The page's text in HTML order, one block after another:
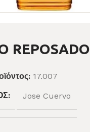
REPOSADO
17.007
Jose Cuervo